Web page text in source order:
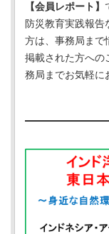
【会員レポート】
防災教育実践報
方は、事務局まで
掲載された方への
務局までお気軽に